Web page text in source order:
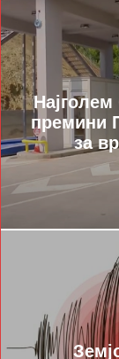
Најголем
премини
за